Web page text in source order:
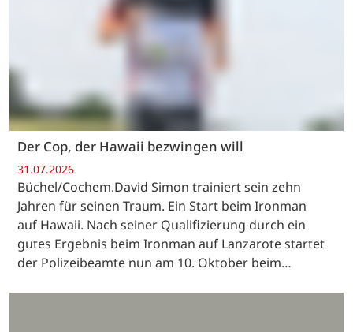
Der Cop, der Hawaii bezwingen will
31.07.2026
Büchel/Cochem.David Simon trainiert sein zehn
Jahren für seinen Traum. Ein Start beim Ironman
auf Hawaii. Nach seiner Qualifizierung durch ein
gutes Ergebnis beim Ironman auf Lanzarote startet
der Polizeibeamte nun am 10. Oktober beim…